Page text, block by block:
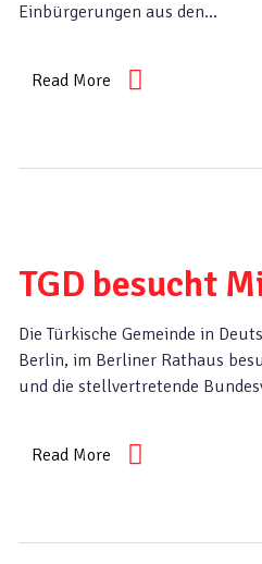
Einbürgerungen aus den…
Read More
TGD besucht
Die Türkische Gemeinde in
Berlin, im Berliner Rathaus
und die stellvertretende
Read More